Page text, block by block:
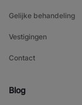
Gelijke behandeling
Vestigingen
Contact
Blog